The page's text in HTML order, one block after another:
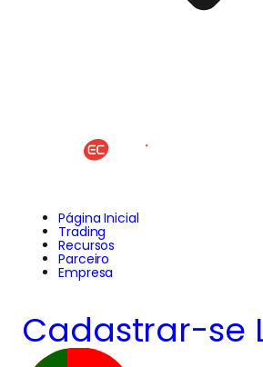
Página Inicial
Trading
Recursos
Parceiro
Empresa
Cadastrar-se